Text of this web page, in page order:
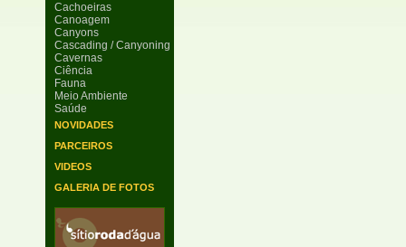
Cachoeiras
Canoagem
Canyons
Cascading / Canyoning
Cavernas
Ciência
Fauna
Meio Ambiente
Saúde
NOVIDADES
PARCEIROS
VIDEOS
GALERIA DE FOTOS